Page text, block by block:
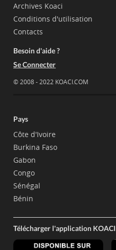
Archives Koaci
Conditions d'utilisation
Contacts
Besoin d'aide ?
Se Connecter
© 2008 - 2022 KOACI.COM
Pays
Côte d'Ivoire
Burkina Faso
Gabon
Congo
Sénégal
Bénin
Télécharger l'application KOACI